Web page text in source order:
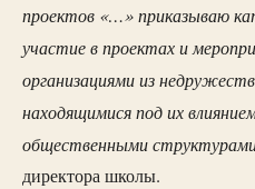
проектов «…» приказываю
участие в проектах и
организациями из
находящимися под их
общественными
директора школы.